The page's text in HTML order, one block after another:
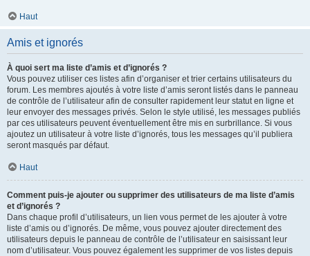
Haut
Amis et ignorés
À quoi sert ma liste d’amis et d’ignorés ?
Vous pouvez utiliser ces listes afin d’organiser et trier certains utilisateurs du
forum. Les membres ajoutés à votre liste d’amis seront listés dans le panneau
de contrôle de l’utilisateur afin de consulter rapidement leur statut en ligne et
leur envoyer des messages privés. Selon le style utilisé, les messages publiés
par ces utilisateurs peuvent éventuellement être mis en surbrillance. Si vous
ajoutez un utilisateur à votre liste d’ignorés, tous les messages qu’il publiera
seront masqués par défaut.
Haut
Comment puis-je ajouter ou supprimer des utilisateurs de ma liste d’amis
et d’ignorés ?
Dans chaque profil d’utilisateurs, un lien vous permet de les ajouter à votre
liste d’amis ou d’ignorés. De même, vous pouvez ajouter directement des
utilisateurs depuis le panneau de contrôle de l’utilisateur en saisissant leur
nom d’utilisateur. Vous pouvez également les supprimer de vos listes depuis